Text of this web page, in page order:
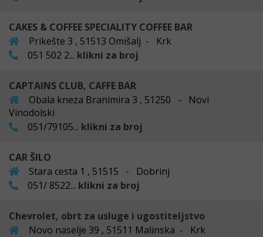
CAKES & COFFEE SPECIALITY COFFEE BAR
Prikešte 3 , 51513 Omišalj - Krk
051 502 2... klikni za broj
CAPTAINS CLUB, CAFFE BAR
Obala kneza Branimira 3 , 51250 - Novi
Vinodolski
051/79105... klikni za broj
CAR ŠILO
Stara cesta 1 , 51515 - Dobrinj
051/ 8522... klikni za broj
Chevrolet, obrt za usluge i ugostiteljstvo
Novo naselje 39 , 51511 Malinska - Krk